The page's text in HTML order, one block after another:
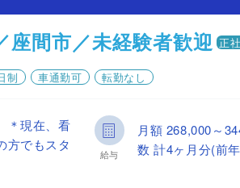
座間市／未経験者歓迎 正
制 車通勤可 転勤なし
＊現在、看
方でもスタ
給与
月額 268,000～
数 計4ヶ月分(前